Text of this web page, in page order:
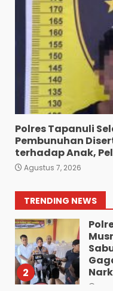
Polres Tapanuli
Pembunuhan
terhadap Anak,
Agustus 7, 2026
TRENDING NEWS
7
1
Kaki.
2